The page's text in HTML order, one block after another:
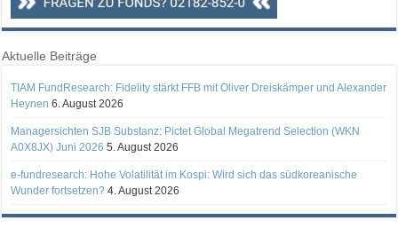
Aktuelle Beiträge
TIAM FundResearch: Fidelity stärkt FFB mit Oliver Dreiskämper und Alexander
Heynen 6. August 2026
Managersichten SJB Substanz: Pictet Global Megatrend Selection (WKN
A0X8JX) Juni 2026 5. August 2026
e-fundresearch: Hohe Volatilität im Kospi: Wird sich das südkoreanische
Wunder fortsetzen? 4. August 2026